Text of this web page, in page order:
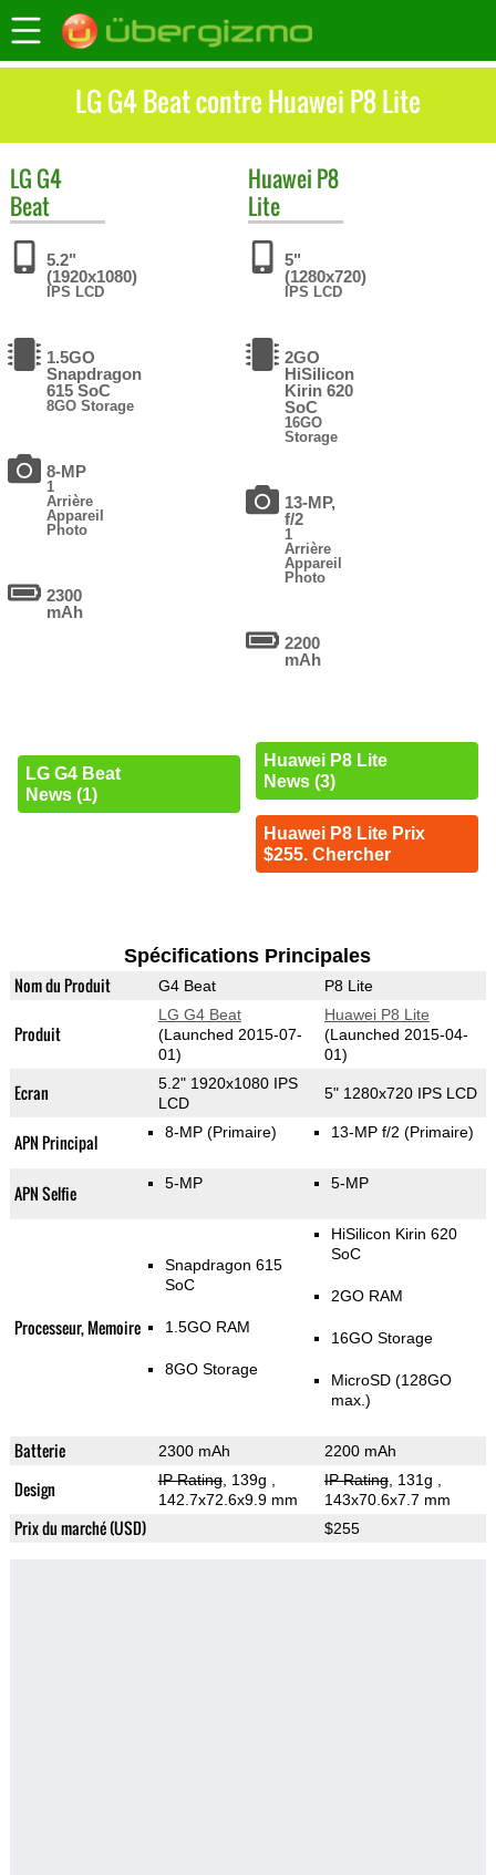
LG G4 Beat contre Huawei P8 Lite
LG G4
Beat
5.2"
(1920x1080)
IPS LCD
1.5GO
Snapdragon
615 SoC
8GO Storage
8-MP
1
Arrière
Appareil
Photo
2300
mAh
LG G4 Beat
News (1)
Huawei P8
Lite
5"
(1280x720)
IPS LCD
2GO
HiSilicon
Kirin 620
SoC
16GO
Storage
13-MP,
f/2
1
Arrière
Appareil
Photo
2200
mAh
Huawei P8 Lite
News (3)
Huawei P8 Lite Prix
$255. Chercher
Spécifications Principales
Nom du Produit G4 Beat P8 Lite
Produit
LG G4 Beat
(Launched 2015-07-
01)
Huawei P8 Lite
(Launched 2015-04-
01)
Ecran
5.2" 1920x1080 IPS
LCD
5" 1280x720 IPS LCD
APN Principal 8-MP (Primaire) 13-MP f/2 (Primaire)
APN Selfie 5-MP 5-MP
Processeur, Memoire
Snapdragon 615
SoC
1.5GO RAM
8GO Storage
HiSilicon Kirin 620
SoC
2GO RAM
16GO Storage
MicroSD (128GO
max.)
Batterie 2300 mAh 2200 mAh
Design IP Rating, 139g
142.7x72.6x9.9 mm
IP Rating, 131g
143x70.6x7.7 mm
Prix du marché (USD) $255